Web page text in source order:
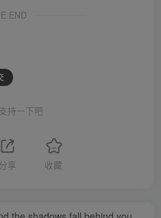
END
持一下吧
分享 收藏